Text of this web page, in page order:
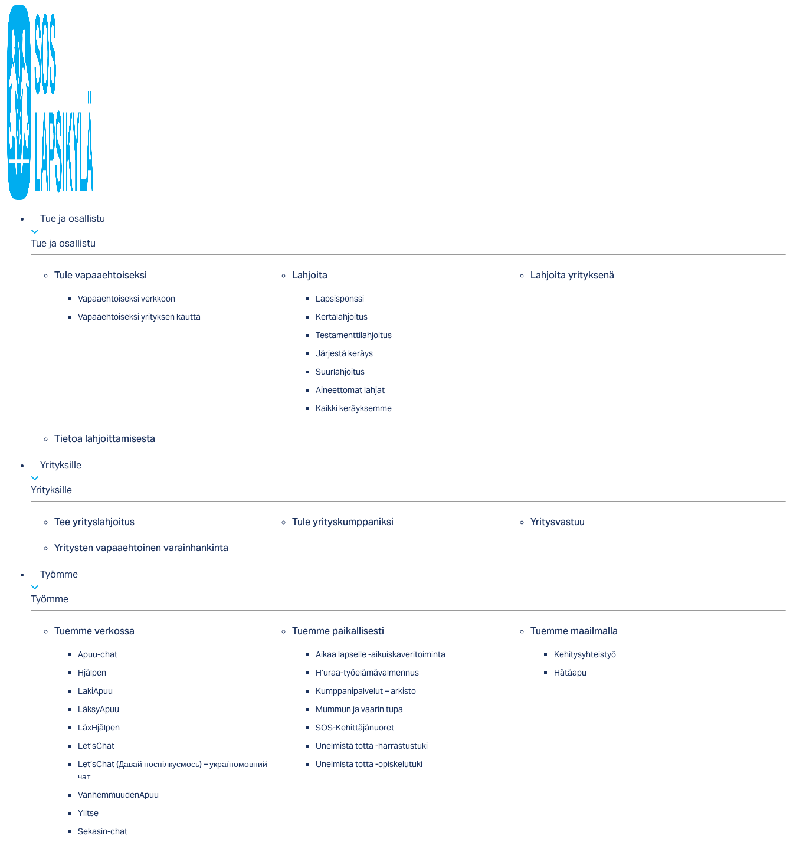
Tue ja osallistu
Tue ja osallistu
Tule vapaaehtoiseksi
Vapaaehtoiseksi verkkoon
Vapaaehtoiseksi yrityksen kautta
Lahjoita
Lapsisponssi
Kertalahjoitus
Testamenttilahjoitus
Järjestä keräys
Suurlahjoitus
Aineettomat lahjat
Kaikki keräyksemme
Lahjoita yrityksenä
Tietoa lahjoittamisesta
Yrityksille
Yrityksille
Tee yrityslahjoitus Tule yrityskumppaniksi
Yritysvastuu
Yritysten vapaaehtoinen varainhankinta
Työmme
Työmme
Tuemme verkossa
Apuu-chat
Hjälpen
LakiApuu
LäksyApuu
LäxHjälpen
Let’sChat
Let’sChat (Давай поспілкуємось) – україномовний
чат
VanhemmuudenApuu
Ylitse
Sekasin-chat
Tuemme paikallisesti
Aikaa lapselle -aikuiskaveritoiminta
H’uraa-työelämävalmennus
Kumppanipalvelut – arkisto
Mummun ja vaarin tupa
SOS-Kehittäjänuoret
Unelmista totta -harrastustuki
Unelmista totta -opiskelutuki
Tuemme maailmalla
Kehitysyhteistyö
Hätäapu